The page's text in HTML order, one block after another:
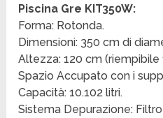
Piscina Gre KIT350W:
Forma: Rotonda.
Dimensioni: 350 cm di
Altezza: 120 cm (riempibile
Spazio Accupato con i
Capacità: 10.102 litri.
Sistema Depurazione: